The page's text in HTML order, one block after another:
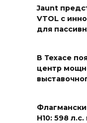
Jaunt
VTOL с
для
В Техасе
центр
H10: 598